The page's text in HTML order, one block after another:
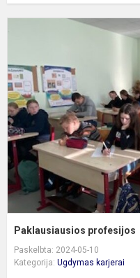
Paklausiausios profesijos
Paskelbta: 2024-05-10
Kategorija: Ugdymas karjerai